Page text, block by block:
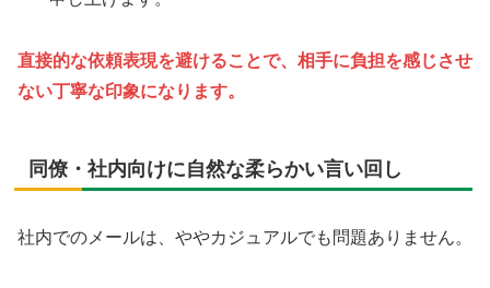
直接的な依頼表現を避けることで、相手に負担を感じさせ
ない丁寧な印象になります。
同僚・社内向けに自然な柔らかい言い回し
社内でのメールは、ややカジュアルでも問題ありません。